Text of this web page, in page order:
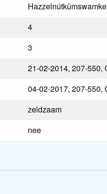
Hazzelnútkûmswamke
4
3
21-02-2014, 207-550,
04-02-2017, 207-550,
zeldzaam
nee